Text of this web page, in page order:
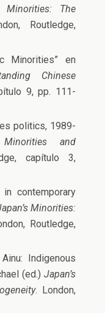
Minorities: The
Routledge,
Minorities” en
Chinese
9, pp. 111-
politics, 1989-
Minorities and
capítulo 3,
in contemporary
Minorities:
Routledge,
Indigenous
(ed.) Japan’s
. London,